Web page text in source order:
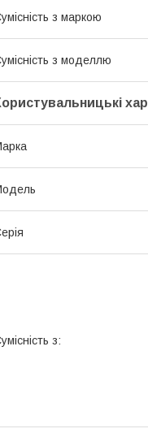
з маркою
з моделлю
з: